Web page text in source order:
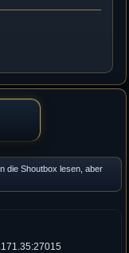
die Shoutbox lesen, aber